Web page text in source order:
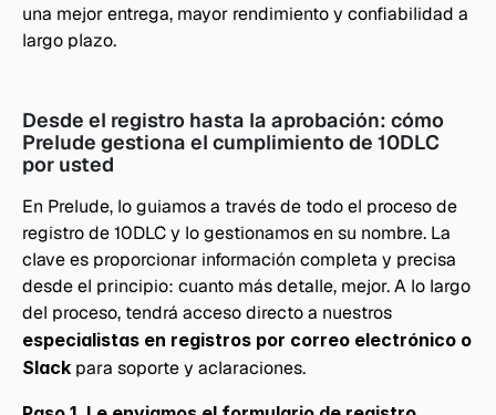
una mejor entrega, mayor rendimiento y confiabilidad a
largo plazo.
Desde el registro hasta la aprobación: cómo
Prelude gestiona el cumplimiento de 10DLC
por usted
En Prelude, lo guiamos a través de todo el proceso de
registro de 10DLC y lo gestionamos en su nombre. La
clave es proporcionar información completa y precisa
desde el principio: cuanto más detalle, mejor. A lo largo
especialistas en registros por correo electrónico o
Slack para soporte y aclaraciones.